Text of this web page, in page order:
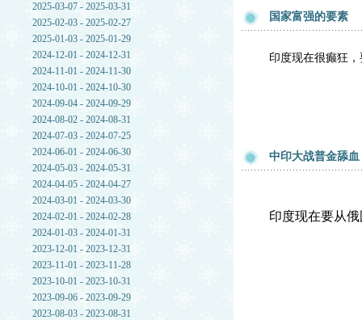
2025-03-07 - 2025-03-31
2025-02-03 - 2025-02-27
2025-01-03 - 2025-01-29
2024-12-01 - 2024-12-31
2024-11-01 - 2024-11-30
2024-10-01 - 2024-10-30
2024-09-04 - 2024-09-29
2024-08-02 - 2024-08-31
2024-07-03 - 2024-07-25
2024-06-01 - 2024-06-30
2024-05-03 - 2024-05-31
2024-04-05 - 2024-04-27
2024-03-01 - 2024-03-30
2024-02-01 - 2024-02-28
2024-01-03 - 2024-01-31
2023-12-01 - 2023-12-31
2023-11-01 - 2023-11-28
2023-10-01 - 2023-10-31
2023-09-06 - 2023-09-29
2023-08-03 - 2023-08-31
国家富强的要素
印度现在很癫狂
中印大战普金舔血
印度现在要从